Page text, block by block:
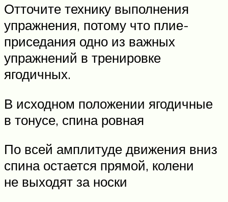
Отточите технику выполнения
упражнения, потому что плие-
приседания одно из важных
упражнений в тренировке
ягодичных.
В исходном положении ягодичные
в тонусе, спина ровная
По всей амплитуде движения вниз
спина остается прямой, колени
не выходят за носки